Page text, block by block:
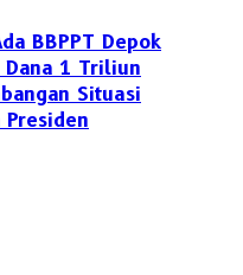
BBPPT Depok
Dana 1 Triliun
Situasi
Presiden